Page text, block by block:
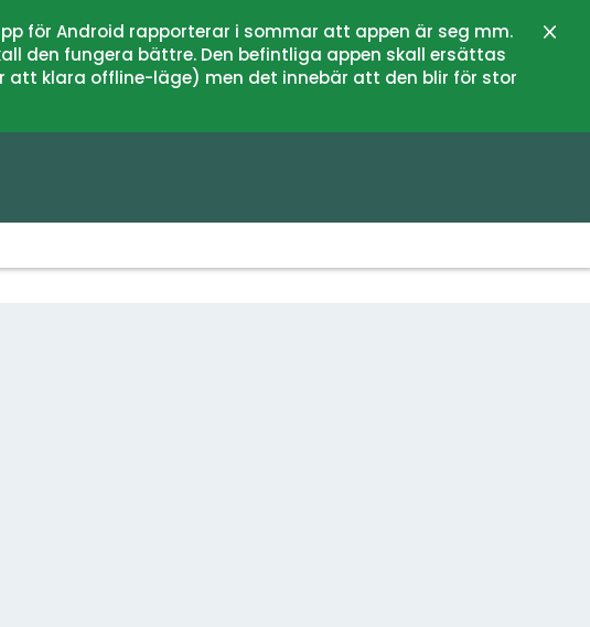
för Android rapporterar i sommar att appen är seg mm.
den fungera bättre. Den befintliga appen skall ersättas
att klara offline-läge) men det innebär att den blir för stor